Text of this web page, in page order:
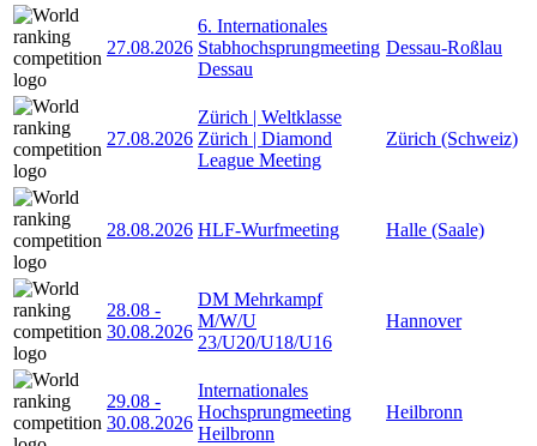
27.08.2026
6. Internationales
Stabhochsprungmeeting
Dessau
Dessau-Roßlau
27.08.2026
Zürich | Weltklasse
Zürich | Diamond
League Meeting
Zürich (Schweiz)
28.08.2026 HLF-Wurfmeeting Halle (Saale)
28.08 -
30.08.2026
DM Mehrkampf
M/W/U
23/U20/U18/U16
Hannover
29.08 -
30.08.2026
Internationales
Hochsprungmeeting
Heilbronn
Heilbronn